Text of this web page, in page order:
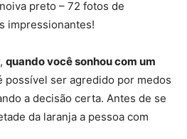
quando você sonhou com um
possível ser agredido por medos
a decisão certa. Antes de se
da laranja a pessoa com